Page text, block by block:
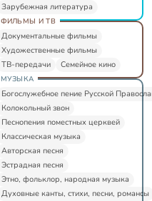
Зарубежная литература
ФИЛЬМЫ И ТВ
Документальные фильмы
Художественные фильмы
ТВ-передачи
Семейное кино
МУЗЫКА
Богослужебное пение Русской
Колокольный звон
Песнопения поместных церквей
Классическая музыка
Авторская песня
Эстрадная песня
Этно, фольклор, народная музыка
Духовные канты, стихи, песни, романсы